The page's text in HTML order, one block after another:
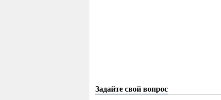
Задайте свой вопрос